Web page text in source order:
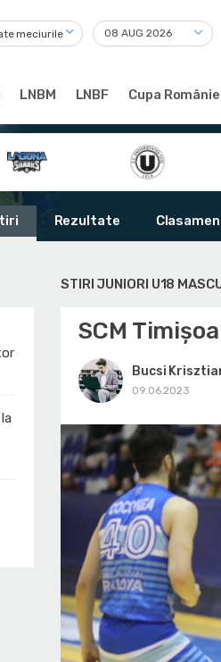
meciurile
LNBM LNBF Cupa
Rezultate
STIRI JUNIORI U18
SCM
Bucsi
09.06.2023